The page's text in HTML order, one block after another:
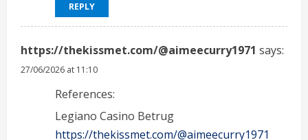
REPLY
https://thekissmet.com/@aimeecurry1971 says:
27/06/2026 at 11:10
References:
Legiano Casino Betrug
https://thekissmet.com/@aimeecurry1971